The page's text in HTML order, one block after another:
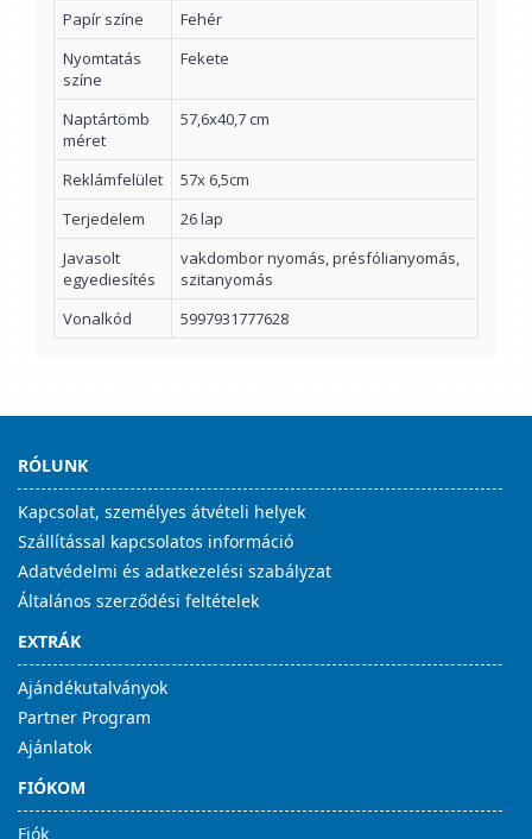
Papír színe
Fehér
Nyomtatás
színe
Fekete
Naptártömb
méret
57,6x40,7 cm
Reklámfelület
57x 6,5cm
Terjedelem
26 lap
Javasolt
egyediesítés
vakdombor nyomás, présfólianyomás,
szitanyomás
Vonalkód
5997931777628
RÓLUNK
Kapcsolat, személyes átvételi helyek
Szállítással kapcsolatos információ
Adatvédelmi és adatkezelési szabályzat
Általános szerződési feltételek
EXTRÁK
Ajándékutalványok
Partner Program
Ajánlatok
FIÓKOM
Fiók